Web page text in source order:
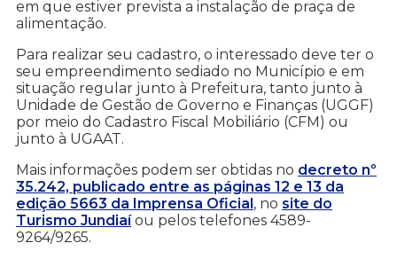
em que estiver prevista a instalação de praça de
alimentação.
Para realizar seu cadastro, o interessado deve ter o
seu empreendimento sediado no Município e em
situação regular junto à Prefeitura, tanto junto à
Unidade de Gestão de Governo e Finanças (UGGF)
por meio do Cadastro Fiscal Mobiliário (CFM) ou
junto à UGAAT.
Mais informações podem ser obtidas no decreto nº
35.242, publicado entre as páginas 12 e 13 da
edição 5663 da Imprensa Oficial , no site do
Turismo Jundiaíou pelos telefones 4589-
9264/9265.